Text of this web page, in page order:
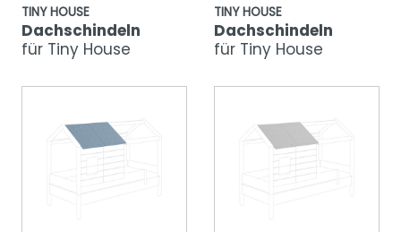
TINY HOUSE
Dachschindeln
für Tiny House
TINY HOUSE
Dachschindeln
für Tiny House